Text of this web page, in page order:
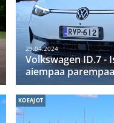
29.04.2024
Volkswagen ID.7 -
aiempaa parempaa
KOEAJOT